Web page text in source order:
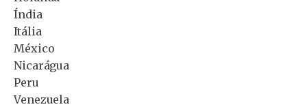
Índia
Itália
México
Nicarágua
Peru
Venezuela